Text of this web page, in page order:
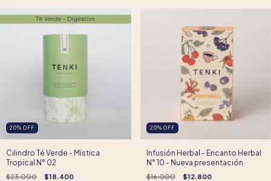
20% OFF
Cilindro Té Verde - Mística
Tropical N° 02
$23.000 $18.400
20% OFF
Infusión Herbal - Encanto Herbal
N° 10 - Nueva presentación
$16.000 $12.800